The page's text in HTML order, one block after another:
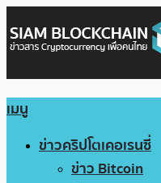
เมนู
ข่าวคริปโตเคอเรนซี่
ข่าว Bitcoin